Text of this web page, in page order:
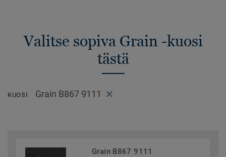
Valitse sopiva Grain -kuosi
tästä
KUOSI Grain B867 9111
Grain B867 9111